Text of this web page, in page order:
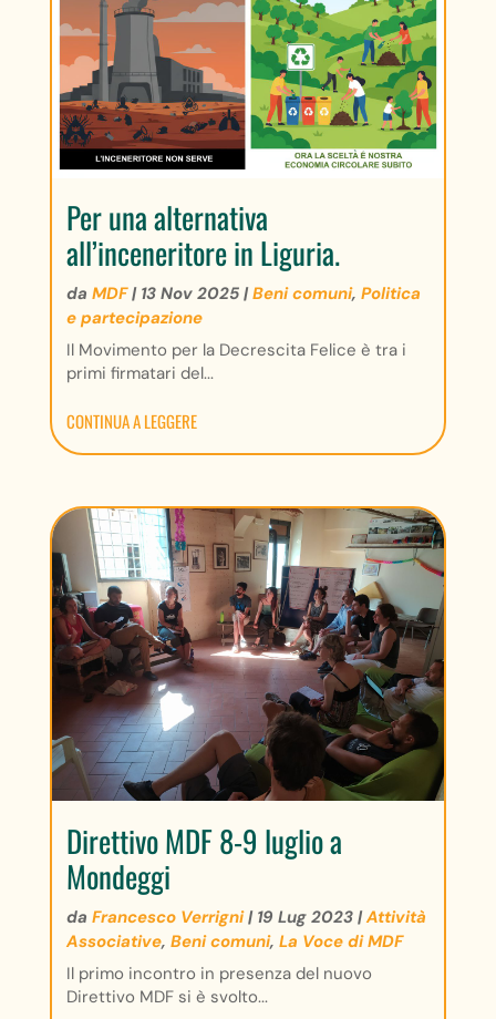
Per una alternativa
all’inceneritore in Liguria.
da MDF| 13 Nov 2025|Beni comuni, Politica
e partecipazione
Il Movimento per la Decrescita Felice è tra i
primi firmatari del...
CONTINUA A LEGGERE
Direttivo MDF 8-9 luglio a
Mondeggi
da Francesco Verrigni| 19 Lug 2023|Attività
Associative, Beni comuni, La Voce di MDF
Il primo incontro in presenza del nuovo
Direttivo MDF si è svolto...